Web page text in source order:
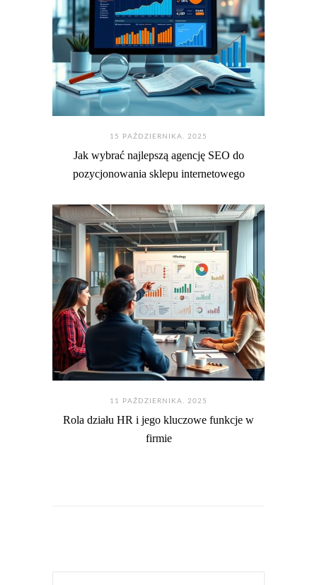
15 PAŹDZIERNIKA. 2025
Jak wybrać najlepszą agencję SEO do
pozycjonowania sklepu internetowego
11 PAŹDZIERNIKA. 2025
Rola działu HR i jego kluczowe funkcje w
firmie